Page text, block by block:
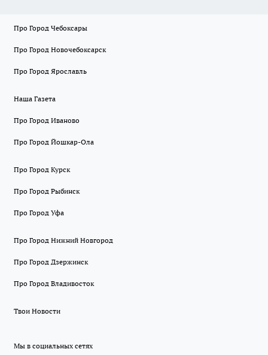
Про Город Чебоксары
Про Город Новочебоксарск
Про Город Ярославль
Наша Газета
Про Город Иваново
Про Город Йошкар-Ола
Про Город Курск
Про Город Рыбинск
Про Город Уфа
Про Город Нижний Новгород
Про Город Дзержинск
Про Город Владивосток
Твои Новости
Мы в социальных сетях